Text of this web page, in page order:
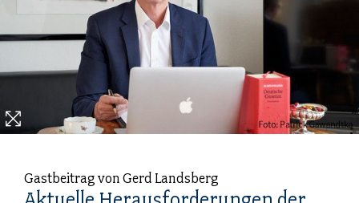
Gastbeitrag von Gerd Landsberg